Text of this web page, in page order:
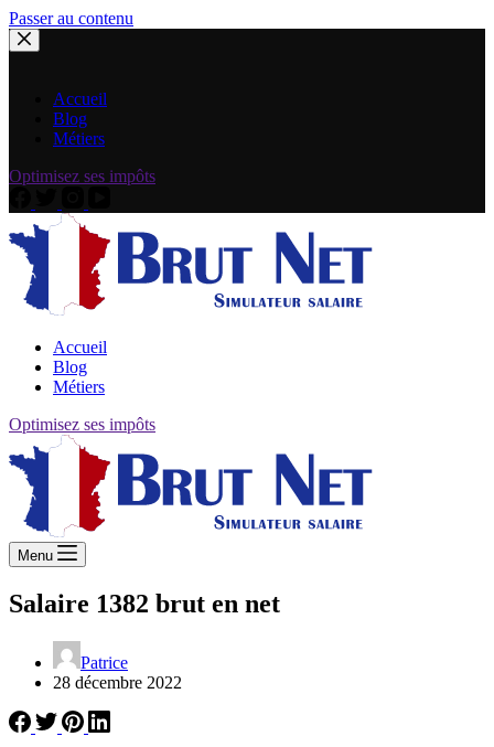
Passer au contenu
Accueil
Blog
Métiers
Optimisez ses impôts
Accueil
Blog
Métiers
Optimisez ses impôts
Menu
Salaire 1382 brut en net
Patrice
28 décembre 2022